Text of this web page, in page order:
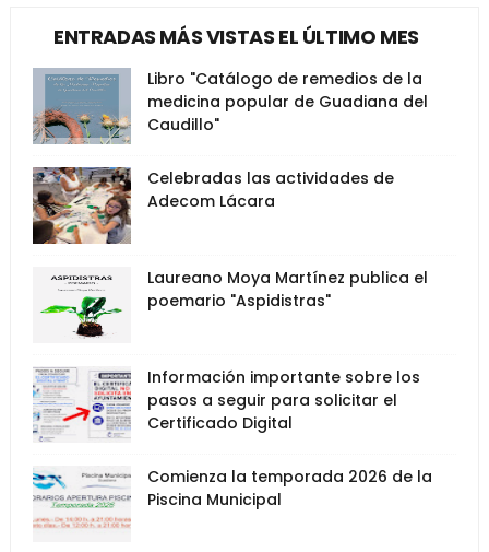
ENTRADAS MÁS VISTAS EL ÚLTIMO MES
Libro "Catálogo de remedios de la
medicina popular de Guadiana del
Caudillo"
Celebradas las actividades de
Adecom Lácara
Laureano Moya Martínez publica el
poemario "Aspidistras"
Información importante sobre los
pasos a seguir para solicitar el
Certificado Digital
Comienza la temporada 2026 de la
Piscina Municipal